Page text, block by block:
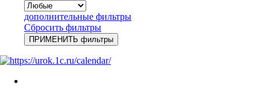
дополнительные фильтры
Сбросить фильтры